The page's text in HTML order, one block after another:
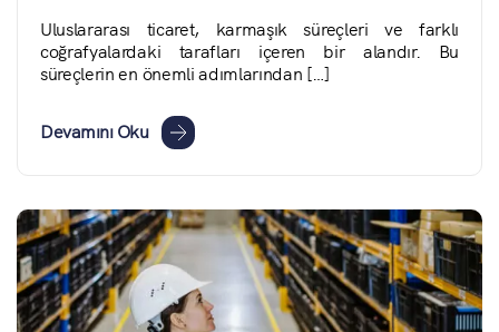
Uluslararası ticaret, karmaşık süreçleri ve farklı
coğrafyalardaki tarafları içeren bir alandır. Bu
süreçlerin en önemli adımlarından […]
Devamını Oku